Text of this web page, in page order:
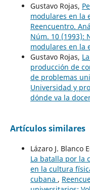
Gustavo Rojas,
modulares en la
Reencuentro.
Núm. 10 (1993):
modulares en la
Gustavo Rojas,
producción de
de problemas
Universidad y
dónde va la
Artículos similares
Lázaro J. Blanco
La batalla por la
en la cultura
cubana ,